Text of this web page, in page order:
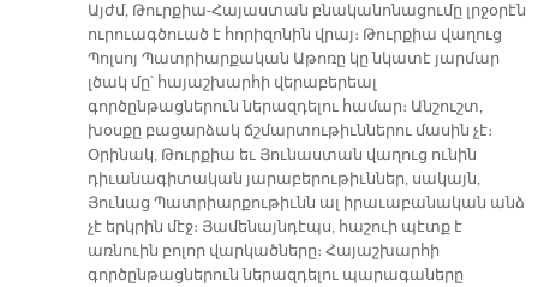
Այժմ, Թուրքիա-Հայաստան բնականոնացումը լրջօրէն
ուրուագծուած է հորիզոնին վրայ։ Թուրքիա վաղուց
Պոլսոյ Պատրիարքական Աթոռը կը նկատէ յարմար
լծակ մը՝ հայաշխարհի վերաբերեալ
գործընթացներուն ներազդելու համար։ Անշուշտ,
խօսքը բացարձակ ճշմարտութիւններու մասին չէ։
Օրինակ, Թուրքիա եւ Յունաստան վաղուց ունին
դիւանագիտական յարաբերութիւններ, սակայն,
Յունաց Պատրիարքութիւնն ալ իրաւաբանական անձ
չէ երկրին մէջ։ Յամենայնդէպս, հաշուի պէտք է
առնուին բոլոր վարկածները։ Հայաշխարհի
գործընթացներուն ներազդելու պարագաները